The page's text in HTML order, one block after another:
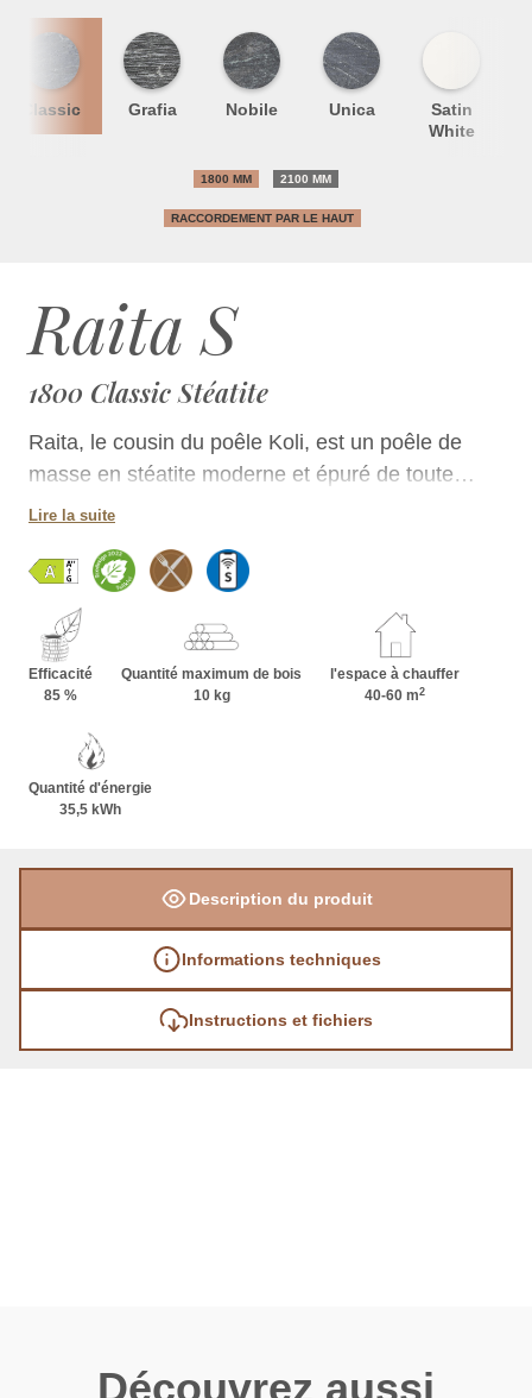
Raita S
1800 Classic Stéatite
Raita, le cousin du poêle Koli, est un poêle de
masse en stéatite moderne et épuré de toute
ornementation superflue. La finition de surface
ou Grafia avec motifs découpés au jet d’eau.
L’ample porte de forme carrée comporte un
double vitrage ralentissant en douceur le transfert
de la chaleur dans l’espace ambiant. La partie
arrière de sa poignée est en bois.
Lire la suite
Efficacité
85 %
Quantité maximum de bois
10 kg
l'espace à chauffer
40-60 m2
Quantité d'énergie
35,5 kWh
Classic Grafia Nobile Unica
Satin
White
1800 MM 2100 MM
RACCORDEMENT PAR LE HAUT
Description du produit
Informations techniques
Instructions et fichiers
Découvrez aussi